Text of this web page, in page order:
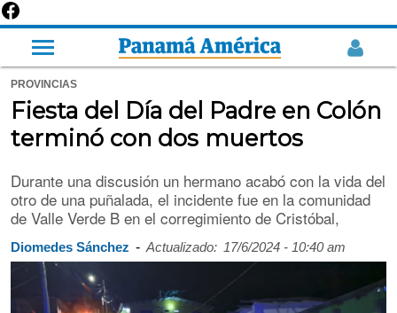
PROVINCIAS
Fiesta del Día del Padre en Colón
terminó con dos muertos
Durante una discusión un hermano acabó con la vida del
otro de una puñalada, el incidente fue en la comunidad
de Valle Verde B en el corregimiento de Cristóbal,
Diomedes Sánchez - Actualizado: 17/6/2024 - 10:40 am